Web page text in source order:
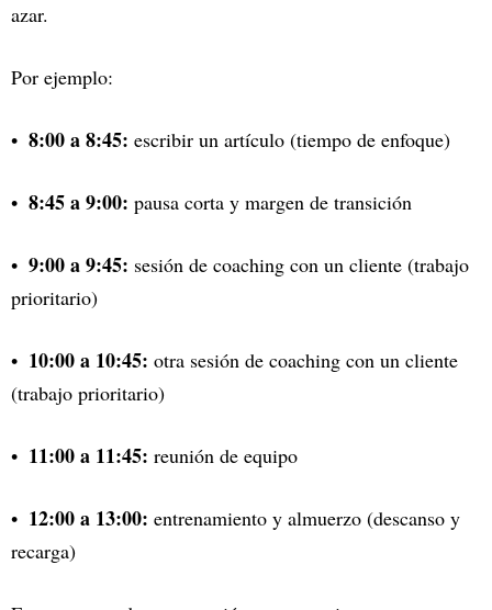
azar.
Por ejemplo:
8:00 a 8:45: escribir un artículo (tiempo de enfoque)
8:45 a 9:00: pausa corta y margen de transición
9:00 a 9:45: sesión de coaching con un cliente (trabajo
prioritario)
10:00 a 10:45: otra sesión de coaching con un cliente
(trabajo prioritario)
11:00 a 11:45: reunión de equipo
12:00 a 13:00: entrenamiento y almuerzo (descanso y
recarga)